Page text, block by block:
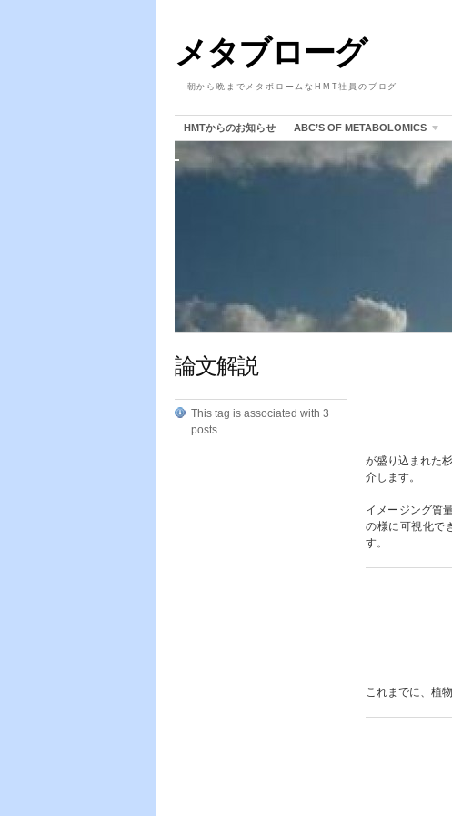
メタブローグ
朝から晩までメタボロームなHMT社員のブログ
HMTからのお知らせ ABC’S OF METABOLOMICS
論文解説
This tag is associated with 3
posts
が盛り込まれた
介します。
イメージング質
の様に可視化で
す。…
これまでに、植